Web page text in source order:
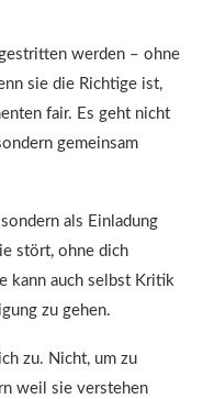
werden – ohne
sie die Richtige ist,
fair. Es geht nicht
gemeinsam
als Einladung
stört, ohne dich
kann auch selbst Kritik
zu gehen.
zu. Nicht, um zu
weil sie verstehen